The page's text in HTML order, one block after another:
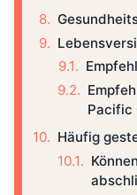
Pacific
Häufig